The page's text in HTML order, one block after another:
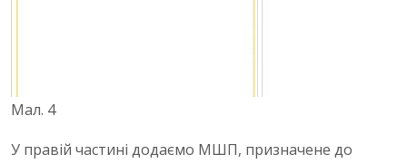
Мал. 4
У правій частині додаємо МШП, призначене до